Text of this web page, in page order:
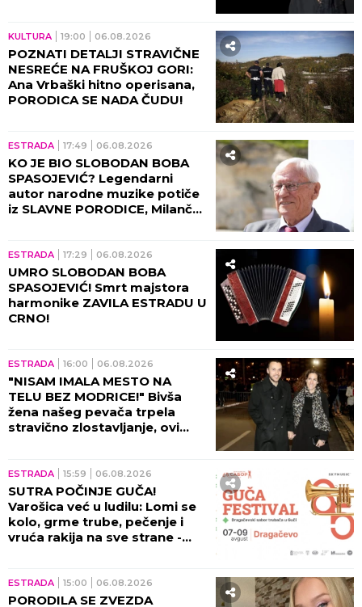
KULTURA 19:00 06.08.2026
POZNATI DETALJI STRAVIČNE
NESREĆE NA FRUŠKOJ GORI:
Ana Vrbaški hitno operisana,
PORODICA SE NADA ČUDU!
ESTRADA 17:49 06.08.2026
KO JE BIO SLOBODAN BOBA
SPASOJEVIĆ? Legendarni
autor narodne muzike potiče
iz SLAVNE PORODICE, Milanče
ESTRADA 17:29 06.08.2026
UMRO SLOBODAN BOBA
SPASOJEVIĆ! Smrt majstora
harmonike ZAVILA ESTRADU U
CRNO!
ESTRADA 16:00 06.08.2026
"NISAM IMALA MESTO NA
TELU BEZ MODRICE!" Bivša
žena našeg pevača trpela
stravično zlostavljanje, ovi
ESTRADA 15:59 06.08.2026
SUTRA POČINJE GUČA!
Varošica već u ludilu: Lomi se
kolo, grme trube, pečenje i
vruća rakija na sve strane -
ESTRADA 15:00 06.08.2026
PORODILA SE ZVEZDA